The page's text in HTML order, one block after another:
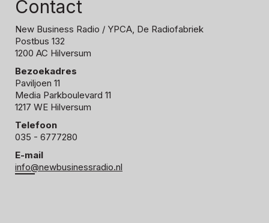
Contact
New Business Radio / YPCA, De Radiofabriek
Postbus 132
1200 AC Hilversum
Bezoekadres
Paviljoen 11
Media Parkboulevard 11
1217 WE Hilversum
Telefoon
035 - 6777280
E-mail
info@newbusinessradio.nl